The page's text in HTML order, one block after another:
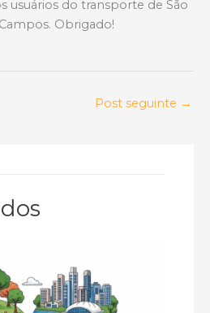
usuários do transporte de São
Obrigado!
Post seguinte →